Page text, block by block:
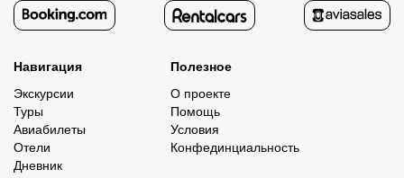
Навигация
Экскурсии
Туры
Авиабилеты
Отели
Дневник
Полезное
О проекте
Помощь
Условия
Конфединциальность